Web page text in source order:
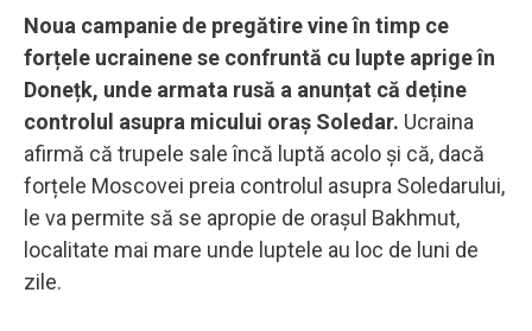
Noua campanie de pregătire vine în timp ce
forțele ucrainene se confruntă cu lupte aprige în
Donețk, unde armata rusă a anunțat că deține
controlul asupra micului oraș Soledar. Ucraina
afirmă că trupele sale încă luptă acolo și că, dacă
forțele Moscovei preia controlul asupra Soledarului,
le va permite să se apropie de orașul Bakhmut,
localitate mai mare unde luptele au loc de luni de
zile.